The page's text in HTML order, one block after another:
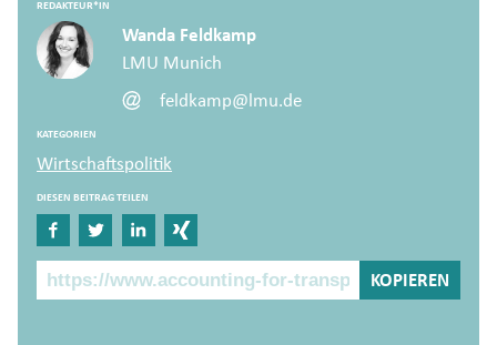
REDAKTEUR*IN
Wanda Feldkamp
LMU Munich
feldkamp@lmu.de
KATEGORIEN
Wirtschaftspolitik
DIESEN BEITRAG TEILEN
Auf Facebook teilen
Auf Twitter teilen
Auf LinkedIn teilen
Auf Xing teilen
Beitragslink
KOPIEREN